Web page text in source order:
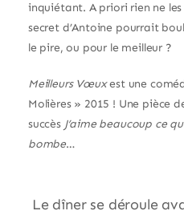
inquiétant. A priori rien ne
secret d’Antoine pourrait
le pire, ou pour le meilleur ?
Meilleurs Vœuxest une
Molières » 2015 ! Une pièce
succès J’aime beaucoup ce
bombe…
Le dîner se déroule